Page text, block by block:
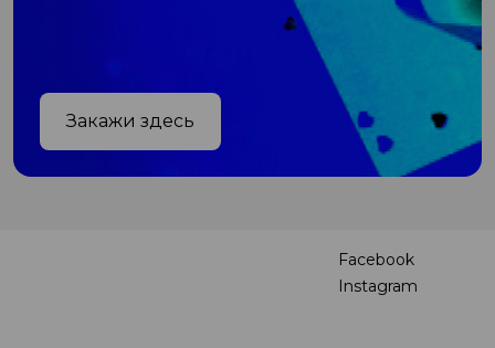
Закажи здесь
Facebook
Instagram